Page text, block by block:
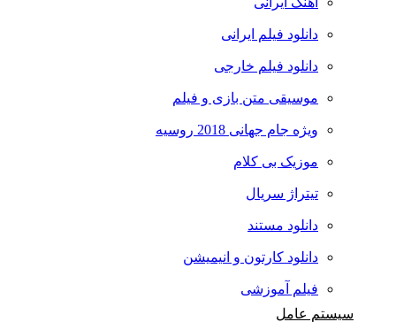
دانلود فیلم ایرانی
دانلود فیلم خارجی
موسیقی متن بازی و فیلم
ویژه جام جهانی 2018 روسیه
موزیک بی کلام
تیتراژ سریال
دانلود مستند
دانلود کارتون و انیمیشن
فیلم آموزشی
سیستم عامل